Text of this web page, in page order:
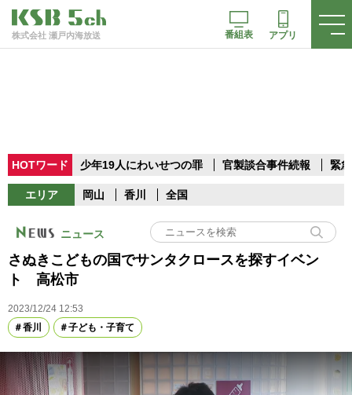
株式会社 瀬戸内海放送 番組表 アプリ
HOTワード 少年19人にわいせつの罪 官製談合事件続報 緊
エリア 岡山 香川 全国
ニュース
さぬきこどもの国でサンタクロースを探すイベン
ト 高松市
2023/12/24 12:53
香川
子ども・子育て